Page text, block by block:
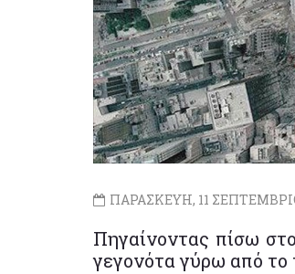
ΠΑΡΑΣΚΕΥΗ, 11
Πηγαίνοντας πίσω
γεγονότα γύρω από το